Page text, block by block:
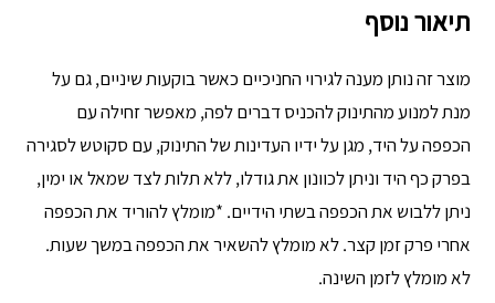
תיאור נוסף
מוצר זה נותן מענה לגירוי החניכיים כאשר בוקעות שיניים, גם על
מנת למנוע מהתינוק להכניס דברים לפה, מאפשר זחילה עם
הכפפה על היד, מגן על ידיו העדינות של התינוק, עם סקוטש לסגירה
בפרק כף היד וניתן לכוונון את גודלו, ללא תלות לצד שמאל או ימין,
ניתן ללבוש את הכפפה בשתי הידיים. *מומלץ להוריד את הכפפה
אחרי פרק זמן קצר. לא מומלץ להשאיר את הכפפה במשך שעות.
לא מומלץ לזמן השינה.